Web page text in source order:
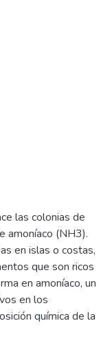
las colonias de
amoníaco (NH3).
en islas o costas,
que son ricos
en amoníaco, un
en los
química de la